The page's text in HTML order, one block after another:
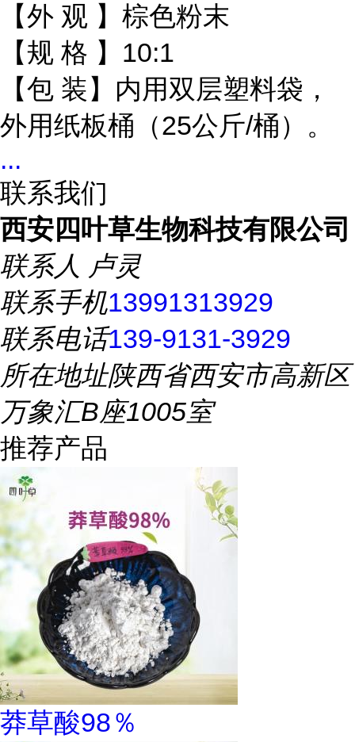
【外 观 】棕色粉末
【规 格 】10:1
【包 装】内用双层塑料袋，
外用纸板桶（25公斤/桶）。
...
联系我们
西安四叶草生物科技有限公司
联系人 卢灵
联系手机13991313929
联系电话139-9131-3929
所在地址陕西省西安市高新区
万象汇B座1005室
推荐产品
莽草酸98％